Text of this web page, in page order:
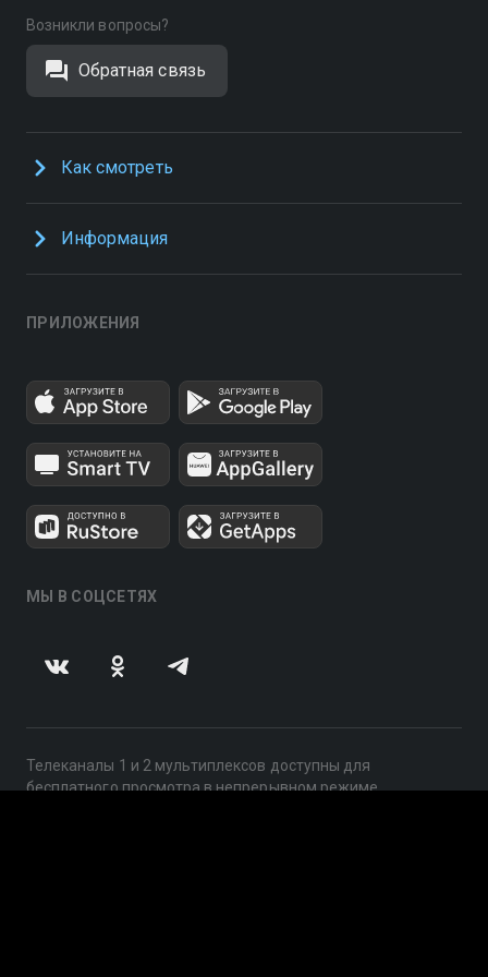
Возникли вопросы?
Обратная связь
Как смотреть
Информация
ПРИЛОЖЕНИЯ
МЫ В СОЦСЕТЯХ
Телеканалы 1 и 2 мультиплексов доступны для
бесплатного просмотра в непрерывном режиме,